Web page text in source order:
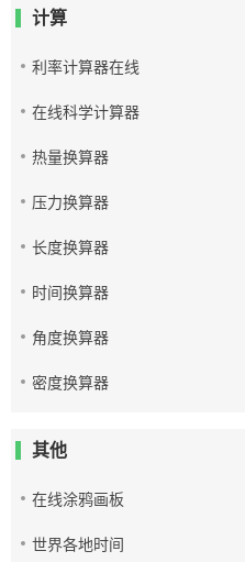
计算
利率计算器在线
在线科学计算器
热量换算器
压力换算器
长度换算器
时间换算器
角度换算器
密度换算器
其他
在线涂鸦画板
世界各地时间